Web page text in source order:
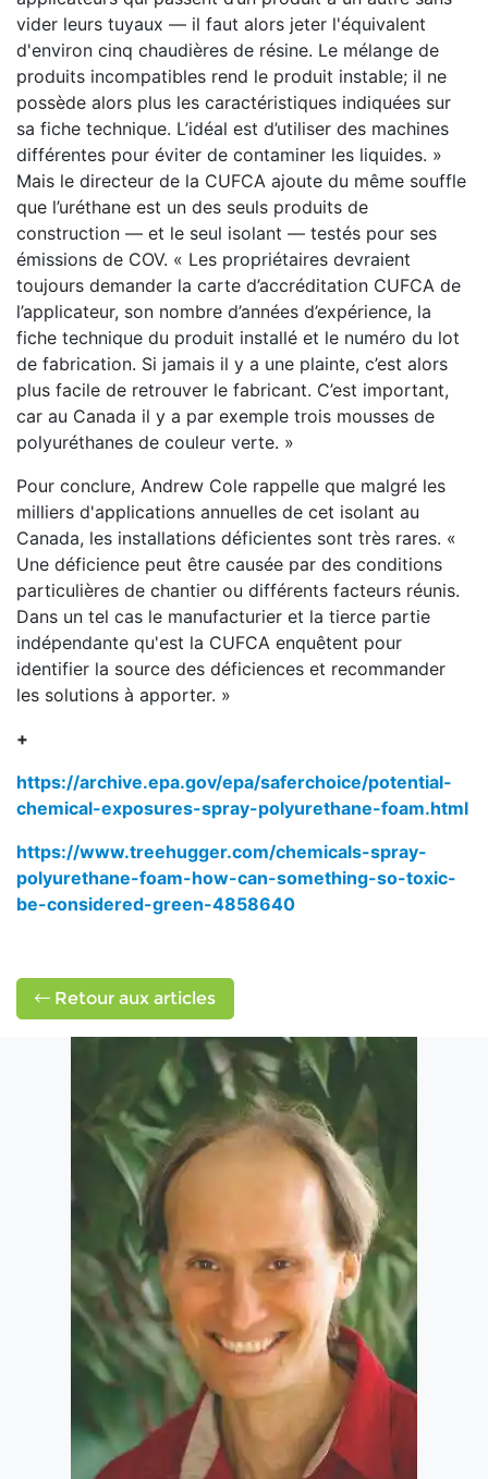
vider leurs tuyaux — il faut alors jeter l'équivalent
d'environ cinq chaudières de résine. Le mélange de
produits incompatibles rend le produit instable; il ne
possède alors plus les caractéristiques indiquées sur
sa fiche technique. L’idéal est d’utiliser des machines
différentes pour éviter de contaminer les liquides. »
Mais le directeur de la CUFCA ajoute du même souffle
que l’uréthane est un des seuls produits de
construction — et le seul isolant — testés pour ses
émissions de COV. « Les propriétaires devraient
toujours demander la carte d’accréditation CUFCA de
l’applicateur, son nombre d’années d’expérience, la
fiche technique du produit installé et le numéro du lot
de fabrication. Si jamais il y a une plainte, c’est alors
plus facile de retrouver le fabricant. C’est important,
car au Canada il y a par exemple trois mousses de
polyuréthanes de couleur verte. »
Pour conclure, Andrew Cole rappelle que malgré les
milliers d'applications annuelles de cet isolant au
Canada, les installations déficientes sont très rares. «
Une déficience peut être causée par des conditions
particulières de chantier ou différents facteurs réunis.
Dans un tel cas le manufacturier et la tierce partie
indépendante qu'est la CUFCA enquêtent pour
identifier la source des déficiences et recommander
les solutions à apporter. »
+
https://archive.epa.gov/epa/saferchoice/potential-
chemical-exposures-spray-polyurethane-foam.html
https://www.treehugger.com/chemicals-spray-
polyurethane-foam-how-can-something-so-toxic-
be-considered-green-4858640
Retour aux articles